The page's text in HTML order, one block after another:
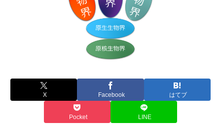
X Facebook はてブ
Pocket LINE